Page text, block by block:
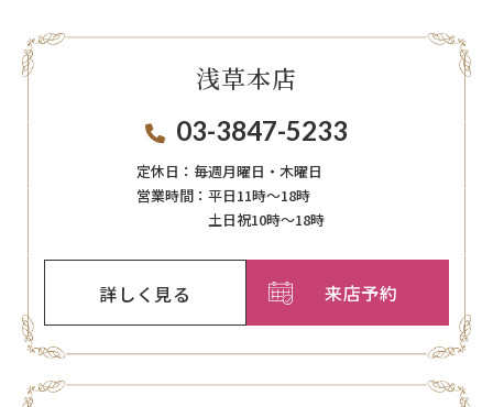
浅草本店
03-3847-5233
定休日： 毎週月曜日・木曜日
営業時間： 平日11時～18時
土日祝10時～18時
詳しく見る 来店予約